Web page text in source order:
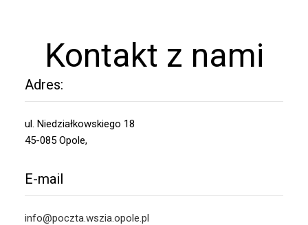
Kontakt z nami
Adres:
ul. Niedziałkowskiego 18
45-085 Opole,
E-mail
info@poczta.wszia.opole.pl